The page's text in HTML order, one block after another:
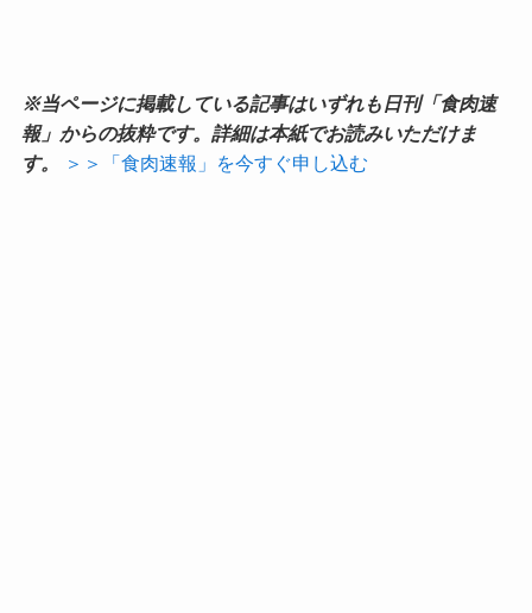
※当ページに掲載している記事はいずれも日刊「食肉速
報」からの抜粋です。詳細は本紙でお読みいただけま
す。
＞＞「食肉速報」を今すぐ申し込む